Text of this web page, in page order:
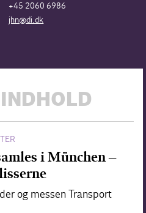
+45 2060 6986
jhn@di.dk
i München –
og messen Transport